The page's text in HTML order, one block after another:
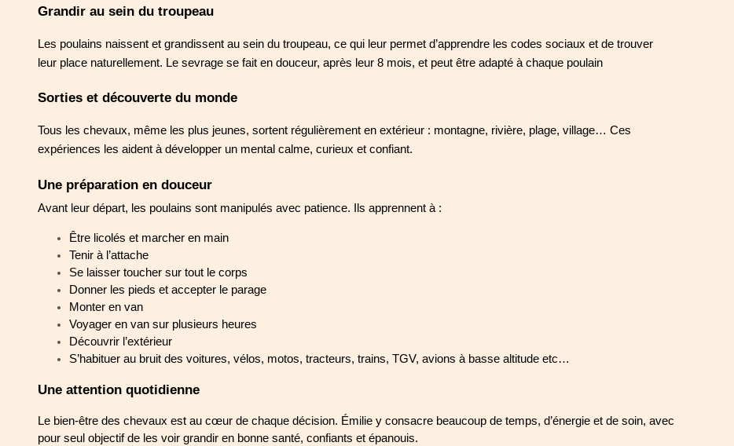
Grandir au sein du troupeau
Les poulains naissent et grandissent au sein du troupeau, ce qui leur permet d’apprendre les codes sociaux et de trouver
leur place naturellement. Le sevrage se fait en douceur, après leur 8 mois, et peut être adapté à chaque poulain
Sorties et découverte du monde
Tous les chevaux, même les plus jeunes, sortent régulièrement en extérieur : montagne, rivière, plage, village… Ces
expériences les aident à développer un mental calme, curieux et confiant.
Une préparation en douceur
Avant leur départ, les poulains sont manipulés avec patience. Ils apprennent à :
Être licolés et marcher en main
Tenir à l’attache
Se laisser toucher sur tout le corps
Donner les pieds et accepter le parage
Monter en van
Voyager en van sur plusieurs heures
Découvrir l’extérieur
S’habituer au bruit des voitures, vélos, motos, tracteurs, trains, TGV, avions à basse altitude etc…
Une attention quotidienne
Le bien-être des chevaux est au cœur de chaque décision. Émilie y consacre beaucoup de temps, d’énergie et de soin, avec
pour seul objectif de les voir grandir en bonne santé, confiants et épanouis.